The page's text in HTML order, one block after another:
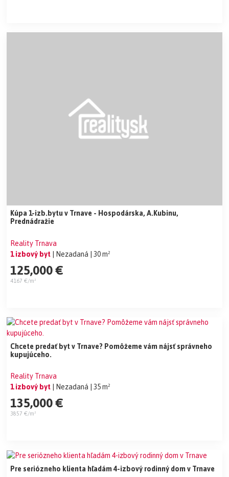
Kúpa 1-izb.bytu v Trnave - Hospodárska, A.Kubinu,
Prednádražie
Reality Trnava
1 izbový byt
| Nezadaná | 30 m²
125,000 €
4167 €/m²
Chcete predať byt v Trnave? Pomôžeme vám nájsť správneho
kupujúceho.
Reality Trnava
1 izbový byt
| Nezadaná | 35 m²
135,000 €
3857 €/m²
Pre seriózneho klienta hľadám 4-izbový rodinný dom v Trnave